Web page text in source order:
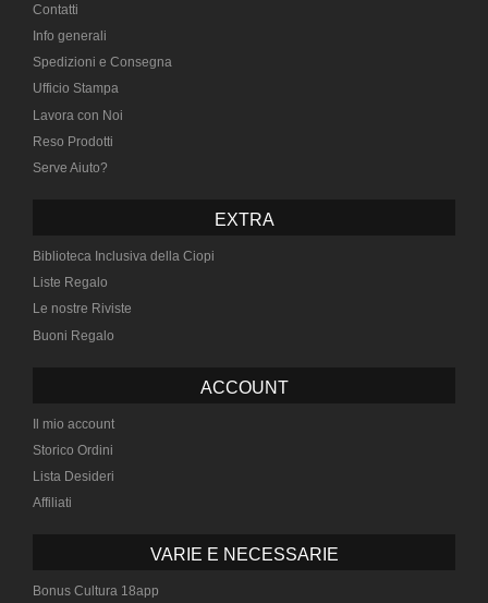
Contatti
Info generali
Spedizioni e Consegna
Ufficio Stampa
Lavora con Noi
Reso Prodotti
Serve Aiuto?
EXTRA
Biblioteca Inclusiva della Ciopi
Liste Regalo
Le nostre Riviste
Buoni Regalo
ACCOUNT
Il mio account
Storico Ordini
Lista Desideri
Affiliati
VARIE E NECESSARIE
Bonus Cultura 18app